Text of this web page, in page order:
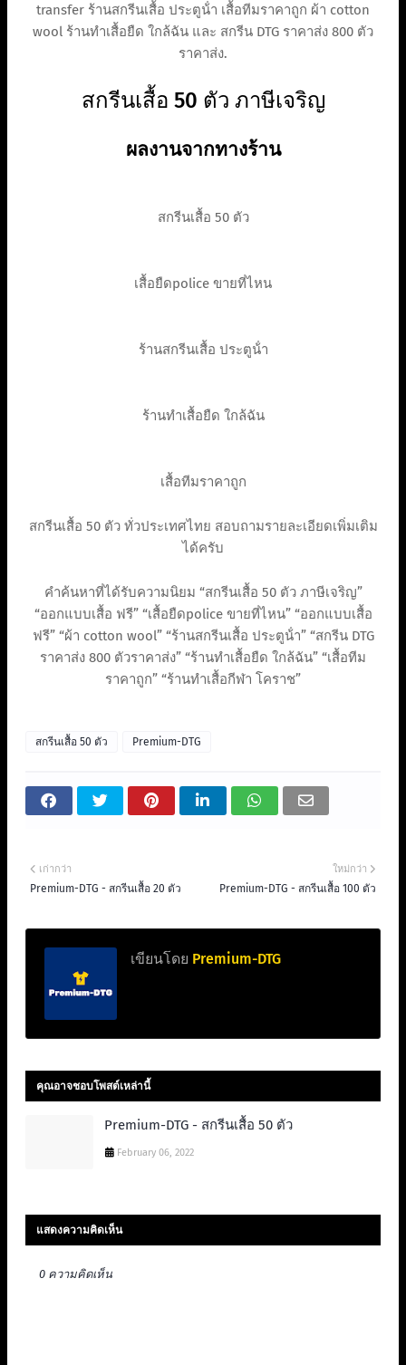
transfer ร้านสกรีนเสื้อ ประตูน้ํา เสื้อทีมราคาถูก ผ้า cotton
wool ร้านทําเสื้อยืด ใกล้ฉัน และ สกรีน DTG ราคาส่ง 800 ตัว
ราคาส่ง.
สกรีนเสื้อ 50 ตัว ภาษีเจริญ
ผลงานจากทางร้าน
สกรีนเสื้อ 50 ตัว
เสื้อยืดpolice ขายที่ไหน
ร้านสกรีนเสื้อ ประตูน้ํา
ร้านทําเสื้อยืด ใกล้ฉัน
เสื้อทีมราคาถูก
สกรีนเสื้อ 50 ตัว ทั่วประเทศไทย สอบถามรายละเอียดเพิ่มเติม
ได้ครับ
คำค้นหาที่ได้รับความนิยม “สกรีนเสื้อ 50 ตัว ภาษีเจริญ”
“ออกแบบเสื้อ ฟรี” “เสื้อยืดpolice ขายที่ไหน” “ออกแบบเสื้อ
ฟรี” “ผ้า cotton wool” “ร้านสกรีนเสื้อ ประตูน้ํา” “สกรีน DTG
ราคาส่ง 800 ตัวราคาส่ง” “ร้านทําเสื้อยืด ใกล้ฉัน” “เสื้อทีม
ราคาถูก” “ร้านทําเสื้อกีฬา โคราช”
สกรีนเสื้อ 50 ตัว Premium-DTG
ใหม่กว่า
Premium-DTG - สกรีนเสื้อ 100 ตัว
เก่ากว่า
Premium-DTG - สกรีนเสื้อ 20 ตัว
เขียนโดย Premium-DTG
คุณอาจชอบโพสต์เหล่านี้
Premium-DTG - สกรีนเสื้อ 50 ตัว
February 06, 2022
แสดงความคิดเห็น
0 ความคิดเห็น